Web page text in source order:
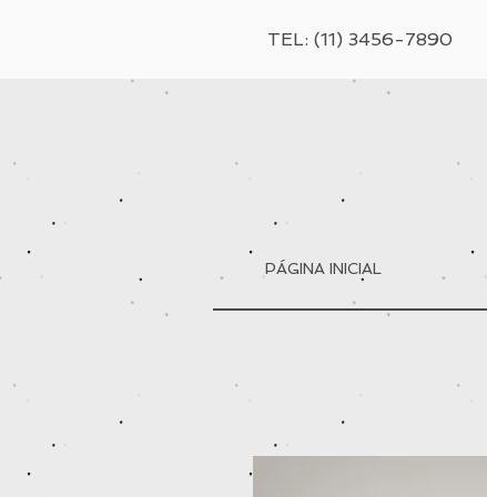
TEL: (11) 3456-7890
PÁGINA INICIAL